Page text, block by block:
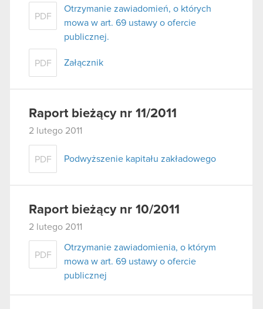
PDF
Otrzymanie zawiadomień, o których
mowa w art. 69 ustawy o ofercie
publicznej.
PDF Załącznik
Raport bieżący nr 11/2011
2 lutego 2011
PDF Podwyższenie kapitału zakładowego
Raport bieżący nr 10/2011
2 lutego 2011
PDF
Otrzymanie zawiadomienia, o którym
mowa w art. 69 ustawy o ofercie
publicznej